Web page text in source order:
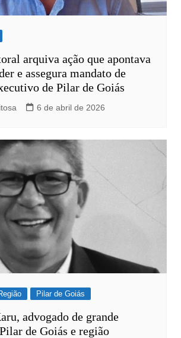
arquiva ação que apontava
e assegura mandato de
de Pilar de Goiás
6 de abril de 2026
Pilar de Goiás
advogado de grande
de Goiás e região